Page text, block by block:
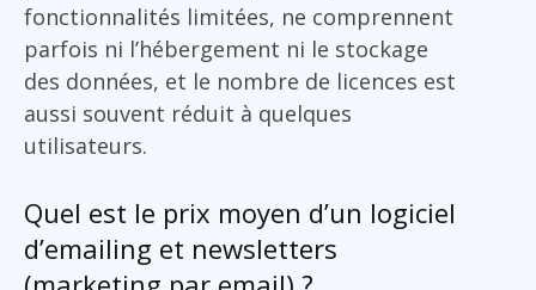
fonctionnalités limitées, ne comprennent
parfois ni l’hébergement ni le stockage
des données, et le nombre de licences est
aussi souvent réduit à quelques
utilisateurs.
Quel est le prix moyen d’un logiciel
d’emailing et newsletters